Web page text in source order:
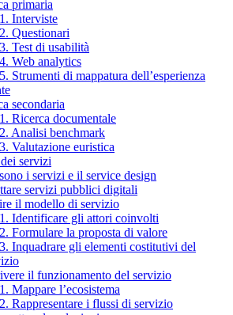
primaria
Interviste
Questionari
Test di usabilità
Web analytics
Strumenti di mappatura dell’esperienza
secondaria
Ricerca documentale
Analisi benchmark
Valutazione euristica
servizi
i servizi e il service design
servizi pubblici digitali
il modello di servizio
Identificare gli attori coinvolti
Formulare la proposta di valore
Inquadrare gli elementi costitutivi del
il funzionamento del servizio
Mappare l’ecosistema
Rappresentare i flussi di servizio